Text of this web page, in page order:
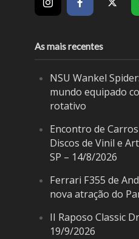
As mais recentes
NSU Wankel
mundo equipado
rotativo
Encontro de
Discos de Vinil e
SP – 14/8/2026
Ferrari F355 de
nova atração do
II Raposo Classic
19/9/2026